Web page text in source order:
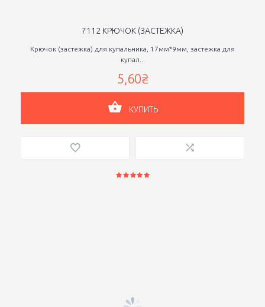
7112 КРЮЧОК (ЗАСТЕЖКА)
Крючок (застежка) для купальника, 17мм*9мм, застежка для
купал...
5,60₴
КУПИТЬ